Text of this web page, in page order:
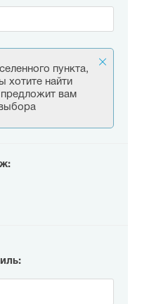
пункта,
хотите найти
вам